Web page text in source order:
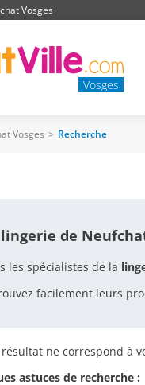
Vosges
Vosges
Vosges > Recherche
de
les spécialistes de la
facilement leurs
ne correspond à
astuces de recherche :